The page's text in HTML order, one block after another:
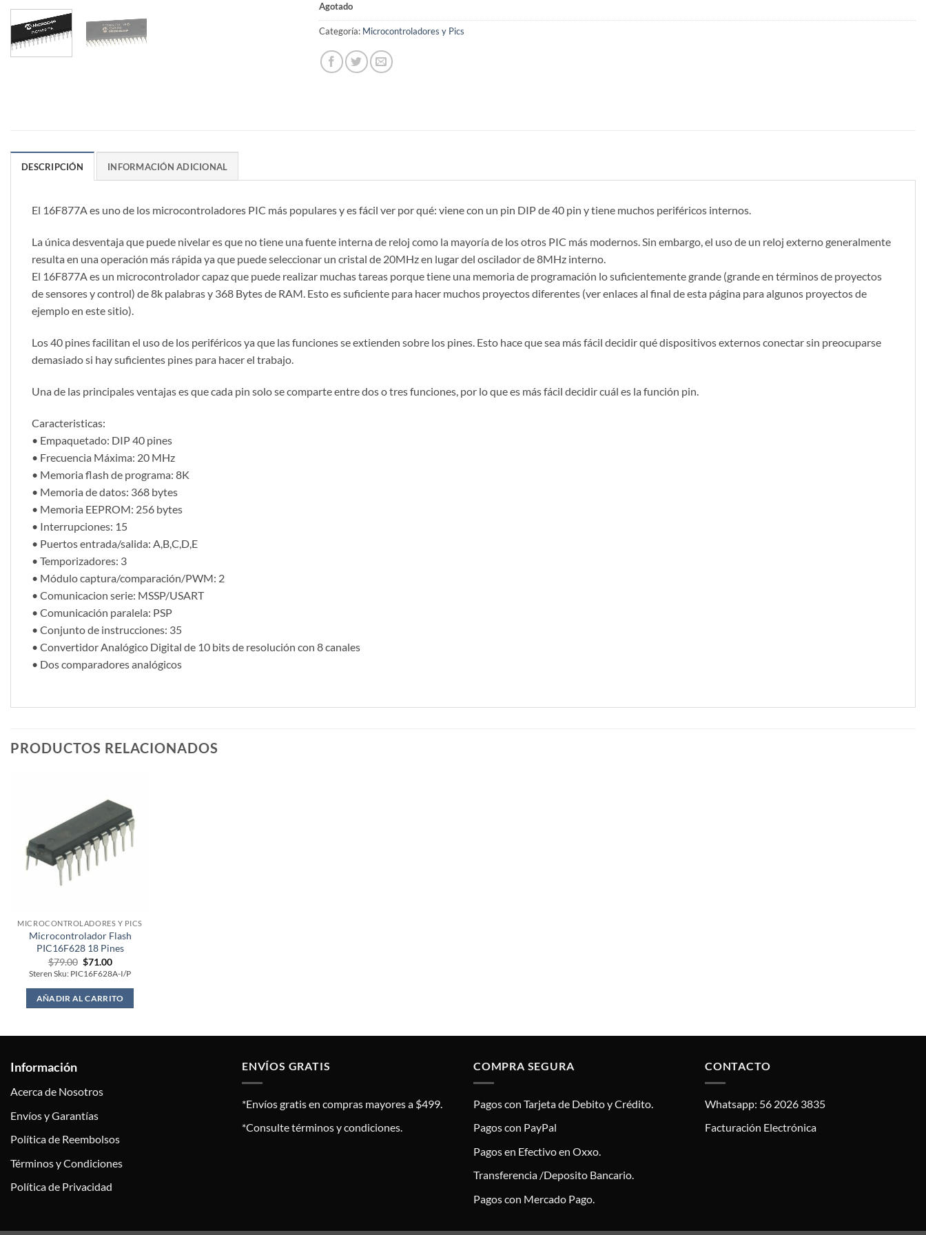
Agotado
Categoría: Microcontroladores y Pics
DESCRIPCIÓN INFORMACIÓN ADICIONAL
El 16F877A es uno de los microcontroladores PIC más populares y es fácil ver por qué: viene con un pin DIP de 40 pin y tiene muchos periféricos internos.
La única desventaja que puede nivelar es que no tiene una fuente interna de reloj como la mayoría de los otros PIC más modernos. Sin embargo, el uso de un reloj externo generalmente
resulta en una operación más rápida ya que puede seleccionar un cristal de 20MHz en lugar del oscilador de 8MHz interno.
El 16F877A es un microcontrolador capaz que puede realizar muchas tareas porque tiene una memoria de programación lo suficientemente grande (grande en términos de proyectos
de sensores y control) de 8k palabras y 368 Bytes de RAM. Esto es suficiente para hacer muchos proyectos diferentes (ver enlaces al final de esta página para algunos proyectos de
ejemplo en este sitio).
Los 40 pines facilitan el uso de los periféricos ya que las funciones se extienden sobre los pines. Esto hace que sea más fácil decidir qué dispositivos externos conectar sin preocuparse
demasiado si hay suficientes pines para hacer el trabajo.
Una de las principales ventajas es que cada pin solo se comparte entre dos o tres funciones, por lo que es más fácil decidir cuál es la función pin.
Caracteristicas:
• Empaquetado: DIP 40 pines
• Frecuencia Máxima: 20 MHz
• Memoria flash de programa: 8K
• Memoria de datos: 368 bytes
• Memoria EEPROM: 256 bytes
• Interrupciones: 15
• Puertos entrada/salida: A,B,C,D,E
• Temporizadores: 3
• Módulo captura/comparación/PWM: 2
• Comunicacion serie: MSSP/USART
• Comunicación paralela: PSP
• Conjunto de instrucciones: 35
• Convertidor Analógico Digital de 10 bits de resolución con 8 canales
• Dos comparadores analógicos
PRODUCTOS RELACIONADOS
MICROCONTROLADORES Y PICS
Microcontrolador Flash
PIC16F628 18 Pines
$79.00 Original
price
was:
$79.00.
$71.00Current
price
is:
$71.00.
Steren Sku: PIC16F628A-I/P
AÑADIR AL CARRITO
Información
Acerca de Nosotros
Envíos y Garantías
Política de Reembolsos
Términos y Condiciones
Política de Privacidad
ENVÍOS GRATIS
*Envíos gratis en compras mayores a $499.
*Consulte términos y condiciones.
COMPRA SEGURA
Pagos con Tarjeta de Debito y Crédito.
Pagos con PayPal
Pagos en Efectivo en Oxxo.
Transferencia /Deposito Bancario.
Pagos con Mercado Pago.
CONTACTO
Whatsapp: 56 2026 3835
Facturación Electrónica